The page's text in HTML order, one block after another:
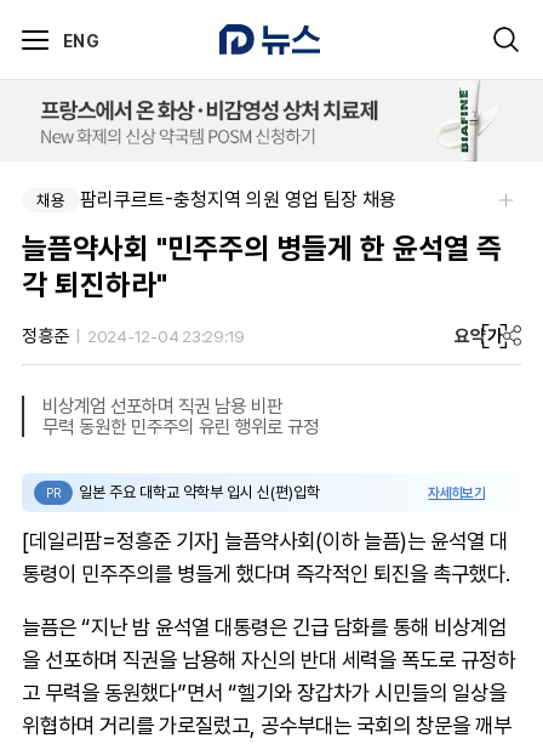
ENG
채용 팜리쿠르트-충청지역 의원 영업 팀장 채용
늘픔약사회 "민주주의 병들게 한 윤석열 즉
각 퇴진하라"
정흥준 2024-12-04 23:29:19 요약가
비상계엄 선포하며 직권 남용 비판
무력 동원한 민주주의 유린 행위로 규정
PR 일본 주요 대학교 약학부 입시 신(편)입학 자세히보기
[데일리팜=정흥준 기자] 늘픔약사회(이하 늘픔)는 윤석열 대
통령이 민주주의를 병들게 했다며 즉각적인 퇴진을 촉구했다.
늘픔은 “지난 밤 윤석열 대통령은 긴급 담화를 통해 비상계엄
을 선포하며 직권을 남용해 자신의 반대 세력을 폭도로 규정하
고 무력을 동원했다”면서 “헬기와 장갑차가 시민들의 일상을
위협하며 거리를 가로질렀고, 공수부대는 국회의 창문을 깨부